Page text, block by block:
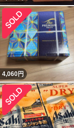
4,060円